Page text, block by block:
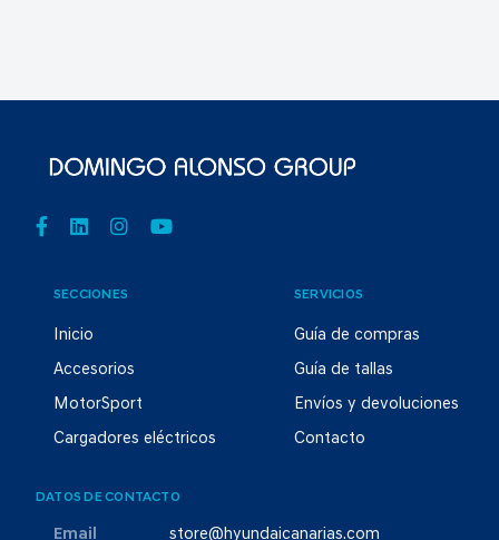
SECCIONES
Inicio
Accesorios
MotorSport
Cargadores eléctricos
SERVICIOS
Guía de compras
Guía de tallas
Envíos y devoluciones
Contacto
DATOS DE CONTACTO
Email store@hyundaicanarias.com